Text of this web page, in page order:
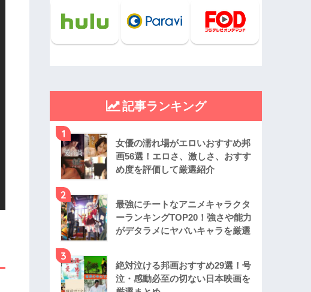
記事ランキング
1
女優の濡れ場がエロいおすすめ邦
画56選！エロさ、激しさ、おすす
め度を評価して厳選紹介
2
最強にチートなアニメキャラクタ
ーランキングTOP20！強さや能力
がデタラメにヤバいキャラを厳選
3
絶対泣ける邦画おすすめ29選！号
泣・感動必至の切ない日本映画を